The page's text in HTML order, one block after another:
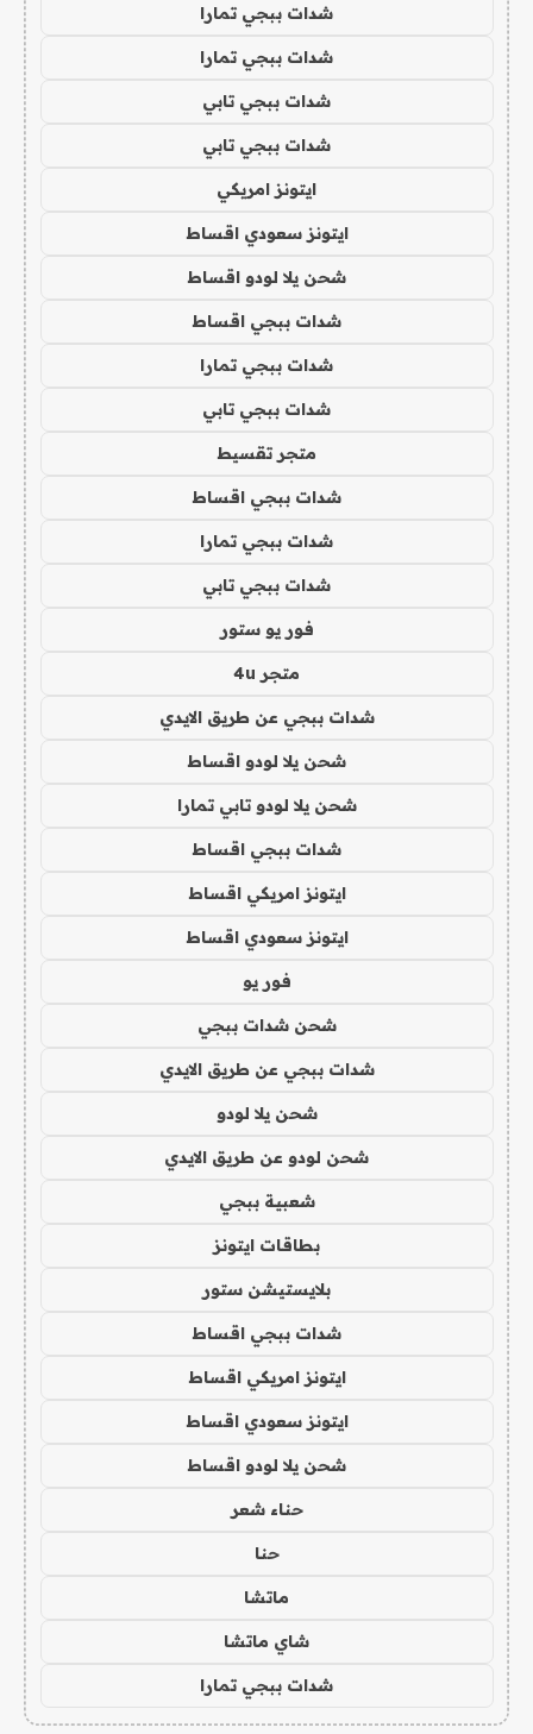
شدات ببجي تمارا
شدات ببجي تمارا
شدات ببجي تابي
شدات ببجي تابي
ايتونز امريكي
ايتونز سعودي اقساط
شحن يلا لودو اقساط
شدات ببجي اقساط
شدات ببجي تمارا
شدات ببجي تابي
متجر تقسيط
شدات ببجي اقساط
شدات ببجي تمارا
شدات ببجي تابي
فور يو ستور
متجر 4u
شدات ببجي عن طريق الايدي
شحن يلا لودو اقساط
شحن يلا لودو تابي تمارا
شدات ببجي اقساط
ايتونز امريكي اقساط
ايتونز سعودي اقساط
فور يو
شحن شدات ببجي
شدات ببجي عن طريق الايدي
شحن يلا لودو
شحن لودو عن طريق الايدي
شعبية ببجي
بطاقات ايتونز
بلايستيشن ستور
شدات ببجي اقساط
ايتونز امريكي اقساط
ايتونز سعودي اقساط
شحن يلا لودو اقساط
حناء شعر
حنا
ماتشا
شاي ماتشا
شدات ببجي تمارا